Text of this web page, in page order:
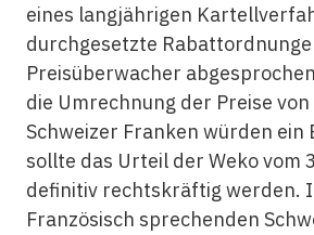
eines langjährigen
durchgesetzte
Preisüberwacher
die Umrechnung der Preise von
Schweizer Franken würden ein
sollte das Urteil der Weko vom
definitiv rechtskräftig werden.
Französisch sprechenden